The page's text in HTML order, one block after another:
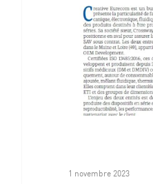
1 novembre 2023